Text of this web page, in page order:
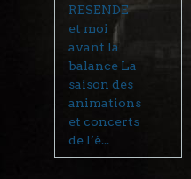
RESENDE
et moi
avant la
balance La
saison des
animations
et concerts
de l’é...